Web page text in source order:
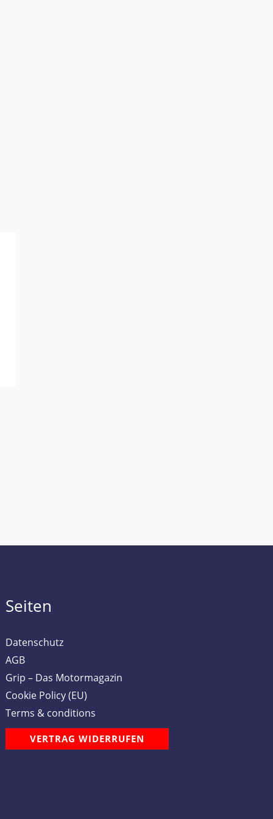
Seiten
Datenschutz
AGB
Grip – Das Motormagazin
Cookie Policy (EU)
Terms & conditions
VERTRAG WIDERRUFEN